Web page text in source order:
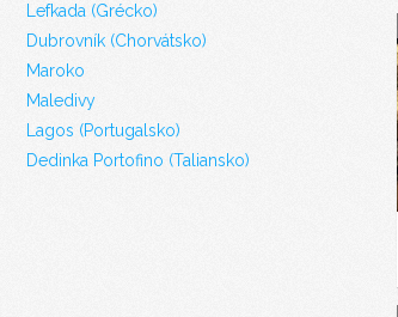
Lefkada (Grécko)
Dubrovník (Chorvátsko)
Maroko
Maledivy
Lagos (Portugalsko)
Dedinka Portofino (Taliansko)